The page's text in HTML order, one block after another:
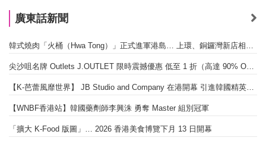
廣東話新聞
韓式燒肉「火桶（Hwa Tong）」正式進軍港島… 上環、銅鑼灣新店相繼開幕
尖沙咀名牌 Outlets J.OUTLET 限時震撼優惠 低至 1 折（高達 90% OFF）
【K-芭蕾風靡世界】 JB Studio and Company 在港開幕 引進韓國精英芭蕾教育系統
【WNBF香港站】韓國藥劑師李興洙 勇奪 Master 組別冠軍
「擴大 K-Food 版圖」… 2026 香港美食博覽下月 13 日開幕